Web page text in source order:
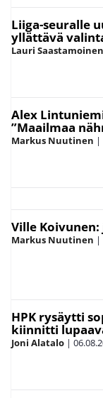
Liiga-seuralle
yllättävä
Lauri Saastamoinen
Alex
”Maailmaa
Markus Nuutinen |
Ville
Markus Nuutinen |
HPK rysäytti
kiinnitti
Joni Alatalo |